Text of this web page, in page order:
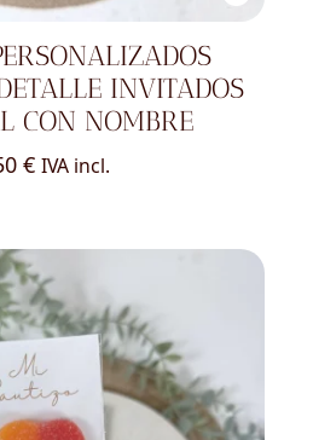
INVITADOS
CON NOMBRE
€ IVA incl.